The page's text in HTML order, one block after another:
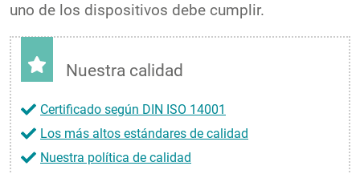
uno de los dispositivos debe cumplir.
Nuestra calidad
Certificado según DIN ISO 14001
Los más altos estándares de calidad
Nuestra política de calidad